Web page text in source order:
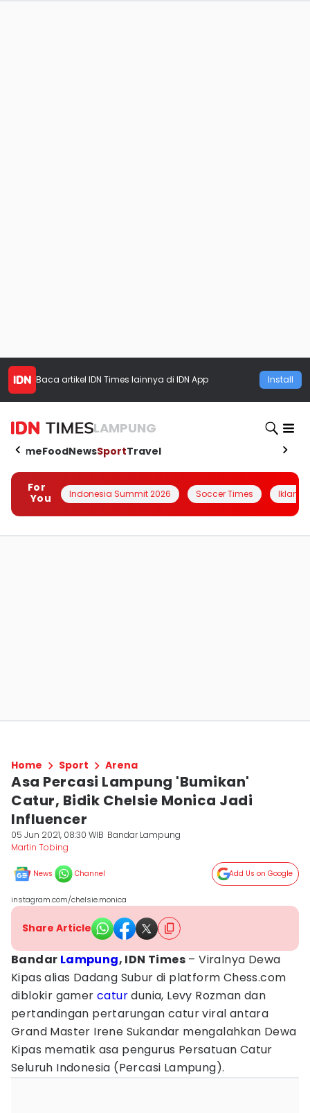
Baca artikel IDN Times lainnya di IDN App Install
LAMPUNG
HomeFoodNewsSportTravel
For
You
Indonesia Summit 2026 Soccer Times Iklanin
Home Sport Arena
Asa Percasi Lampung 'Bumikan'
Catur, Bidik Chelsie Monica Jadi
Influencer
05 Jun 2021, 08:30 WIB Bandar Lampung
Martin Tobing
News Channel Add Us on Google
instagram.com/chelsie.monica
Share Article
Bandar Lampung, IDN Times – Viralnya Dewa
Kipas alias Dadang Subur di platform Chess.com
diblokir gamercaturdunia, Levy Rozman dan
pertandingan pertarungan catur viral antara
Grand Master Irene Sukandar mengalahkan Dewa
Kipas mematik asa pengurus Persatuan Catur
Seluruh Indonesia (Percasi Lampung).